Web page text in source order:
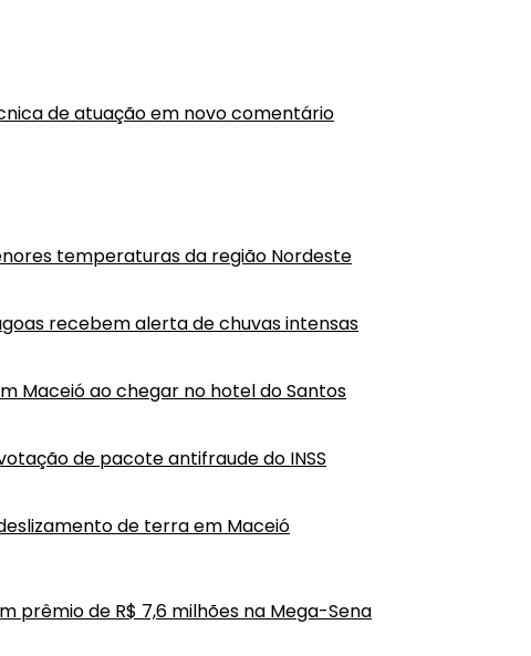
de atuação em novo comentário
temperaturas da região Nordeste
recebem alerta de chuvas intensas
Maceió ao chegar no hotel do Santos
de pacote antifraude do INSS
de terra em Maceió
prêmio de R$ 7,6 milhões na Mega-Sena